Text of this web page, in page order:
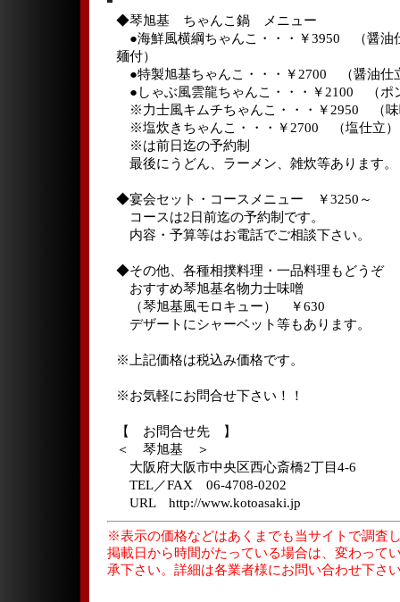
◆琴旭基 ちゃんこ鍋 メニュー
●海鮮風横綱ちゃんこ・・・￥3950 （醤油
麺付）
●特製旭基ちゃんこ・・・￥2700 （醤油仕
●しゃぶ風雲龍ちゃんこ・・・￥2100 （ポ
※力士風キムチちゃんこ・・・￥2950 （味
※塩炊きちゃんこ・・・￥2700 （塩仕立）
※は前日迄の予約制
最後にうどん、ラーメン、雑炊等あります。
◆宴会セット・コースメニュー ￥3250～
コースは2日前迄の予約制です。
内容・予算等はお電話でご相談下さい。
◆その他、各種相撲料理・一品料理もどうぞ
おすすめ琴旭基名物力士味噌
（琴旭基風モロキュー） ￥630
デザートにシャーベット等もあります。
※上記価格は税込み価格です。
※お気軽にお問合せ下さい！！
【 お問合せ先 】
＜ 琴旭基 ＞
大阪府大阪市中央区西心斎橋2丁目4-6
TEL／FAX 06-4708-0202
URL http://www.kotoasaki.jp
※表示の価格などはあくまでも当サイトで調査
掲載日から時間がたっている場合は、変わって
承下さい。詳細は各業者様にお問い合わせ下さ